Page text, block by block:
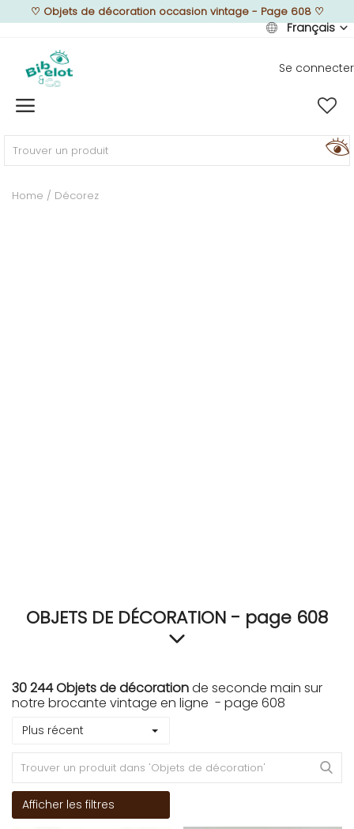
♡ Objets de décoration occasion vintage - Page 608♡
Français
Se connecter
Home
MEUBLEZ
Home Décorez
OBJETS DE DÉCORATION - page 608
30 244 Objets de décorationde seconde main sur
notre brocante vintage en ligne - page 608
Plus récent
Afficher les filtres